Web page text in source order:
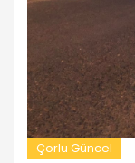
Çorlu Güncel